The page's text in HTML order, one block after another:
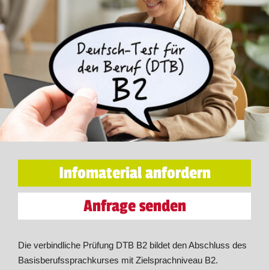
Infomaterial anfordern
Anfrage senden
Die verbindliche Prüfung DTB B2 bildet den Abschluss des
Basisberufssprachkurses mit Zielsprachniveau B2.